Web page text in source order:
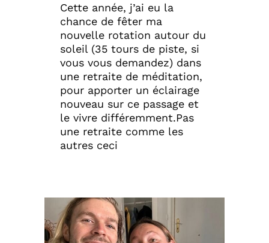
Cette année, j’ai eu la
chance de fêter ma
nouvelle rotation autour du
soleil (35 tours de piste, si
vous vous demandez) dans
une retraite de méditation,
pour apporter un éclairage
nouveau sur ce passage et
le vivre différemment.Pas
une retraite comme les
autres ceci